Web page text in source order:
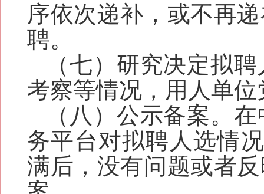
序依次递补，或不再
聘。
（七）研究决定拟聘
考察等情况，用人单
（ 八 ）公示备案。
务平台对拟聘人选情
满后，没有问题或者